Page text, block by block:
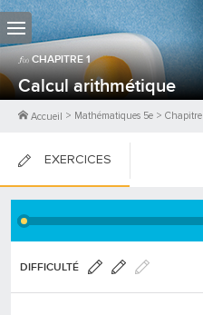
CHAPITRE1
Calcul arithmétique
Accueil > Mathématiques 5e > Chapitre
EXERCICES
FICHES DE COURS
DIFFICULTÉ